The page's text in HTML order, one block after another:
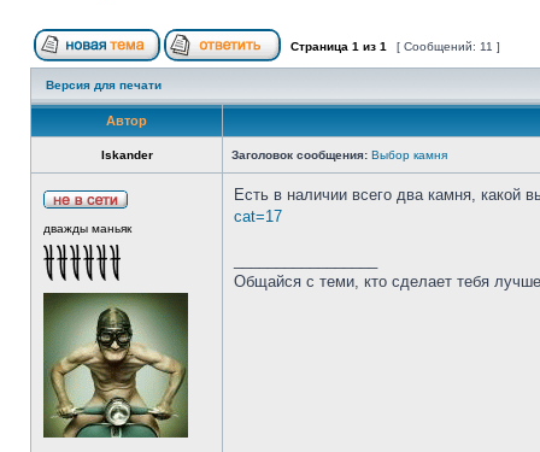
Страница 1 из 1 [ Сообщений: 11 ]
Версия для печати
Автор
Iskander Заголовок сообщения: Выбор камня
дважды маньяк
Есть в наличии всего два камня, какой
cat=17
Общайся с теми, кто сделает тебя